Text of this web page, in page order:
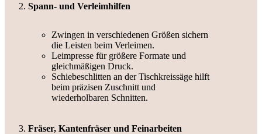
Spann- und Verleimhilfen
Zwingen in verschiedenen Größen sichern
die Leisten beim Verleimen.
Leimpresse für größere Formate und
gleichmäßigen Druck.
Schiebeschlitten an der Tischkreissäge hilft
beim präzisen Zuschnitt und
wiederholbaren Schnitten.
Fräser, Kantenfräser und Feinarbeiten